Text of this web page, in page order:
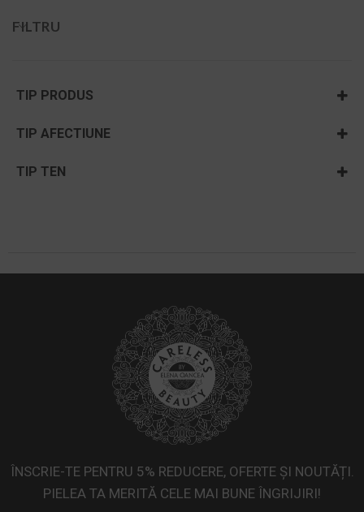
FILTRU
TIP PRODUS
TIP AFECTIUNE
TIP TEN
ÎNSCRIE-TE PENTRU 5% REDUCERE, OFERTE ȘI NOUTĂȚI.
PIELEA TA MERITĂ CELE MAI BUNE ÎNGRIJIRI!